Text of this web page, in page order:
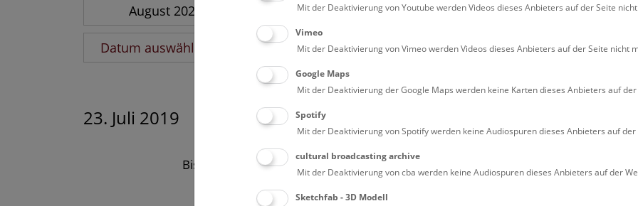
August 2026
Datum auswählen
23. Juli 2019
Bisher keine Ergebnisse. Dienstags ist das NHM Wien in der Regel geschlossen.
Mit der Deaktivierung von Youtube werden Videos dieses Anbieters auf der Seite
Vimeo
Mit der Deaktivierung von Vimeo werden Videos dieses Anbieters auf der Seite nicht
Google Maps
Mit der Deaktivierung der Google Maps werden keine Karten dieses Anbieters auf
Spotify
Mit der Deaktivierung von Spotify werden keine Audiospuren dieses Anbieters auf
cultural broadcasting archive
Mit der Deaktivierung von cba werden keine Audiospuren dieses Anbieters auf der
Sketchfab - 3D Modell